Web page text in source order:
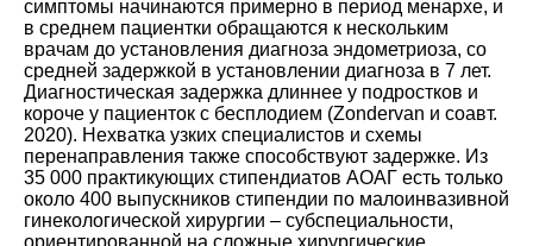
симптомы начинаются примерно в период менархе, и
в среднем пациентки обращаются к нескольким
врачам до установления диагноза эндометриоза, со
средней задержкой в установлении диагноза в 7 лет.
Диагностическая задержка длиннее у подростков и
короче у пациенток с бесплодием (Zondervan и соавт.
2020). Нехватка узких специалистов и схемы
перенаправления также способствуют задержке. Из
35 000 практикующих стипендиатов АОАГ есть только
около 400 выпускников стипендии по малоинвазивной
гинекологической хирургии – субспециальности,
ориентированной на сложные хирургические